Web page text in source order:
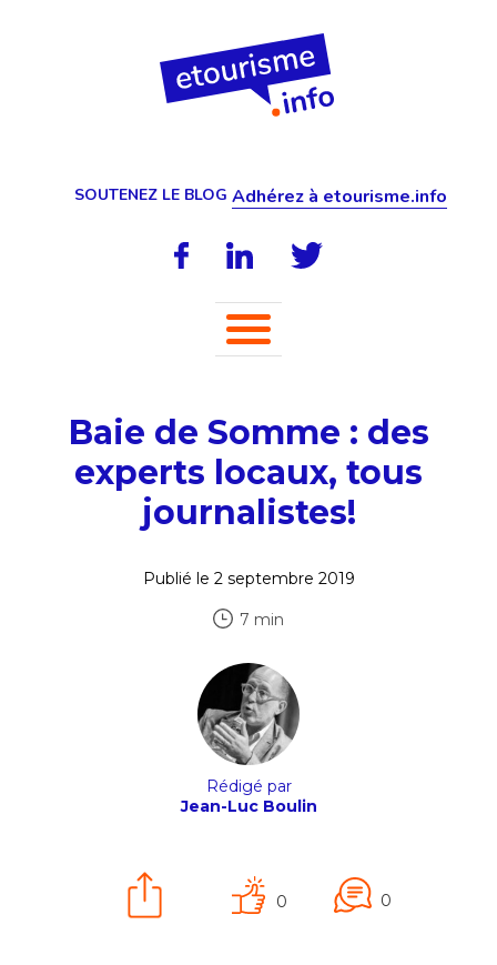
SOUTENEZ LE BLOG Adhérez à etourisme.info
Baie de Somme : des
experts locaux, tous
journalistes!
Publié le 2 septembre 2019
7 min
Rédigé par
Jean-Luc Boulin
0 0